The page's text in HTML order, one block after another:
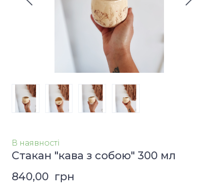
В наявності
Стакан "кава з собою" 300 мл
840,00  грн